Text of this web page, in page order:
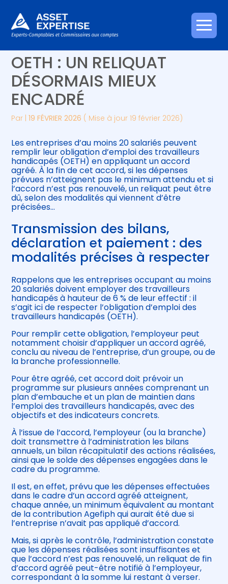
Aller
au
Créer et reprendre une activité
Gérer votre quotidien
Piloter votre entreprise
Développer votre entreprise
Être prêt pour la facturation
électronique
Piloter votre gestion
Suivre votre comptabilité
Gérer vos ressources humaines
FIN D’ACCORD AGRÉÉ
OETH : UN RELIQUAT
DÉSORMAIS MIEUX
ENCADRÉ
Par |19 FÉVRIER 2026 ( Mise à jour 19 février 2026)
Les entreprises d’au moins 20 salariés peuvent
remplir leur obligation d’emploi des travailleurs
handicapés (OETH) en appliquant un accord
agréé. À la fin de cet accord, si les dépenses
prévues n’atteignent pas le minimum attendu et si
l’accord n’est pas renouvelé, un reliquat peut être
dû, selon des modalités qui viennent d’être
précisées…
Transmission des bilans,
déclaration et paiement : des
modalités précises à respecter
Rappelons que les entreprises occupant au moins
20 salariés doivent employer des travailleurs
handicapés à hauteur de 6 % de leur effectif : il
s’agit ici de respecter l’obligation d’emploi des
travailleurs handicapés (OETH).
Pour remplir cette obligation, l’employeur peut
notamment choisir d’appliquer un accord agréé,
conclu au niveau de l’entreprise, d’un groupe, ou de
la branche professionnelle.
Pour être agréé, cet accord doit prévoir un
programme sur plusieurs années comprenant un
plan d’embauche et un plan de maintien dans
l’emploi des travailleurs handicapés, avec des
objectifs et des indicateurs concrets.
À l’issue de l’accord, l’employeur (ou la branche)
doit transmettre à l’administration les bilans
annuels, un bilan récapitulatif des actions réalisées,
ainsi que le solde des dépenses engagées dans le
cadre du programme.
Il est, en effet, prévu que les dépenses effectuées
dans le cadre d’un accord agréé atteignent,
chaque année, un minimum équivalent au montant
de la contribution Agefiph qui aurait été due si
l’entreprise n’avait pas appliqué d’accord.
Mais, si après le contrôle, l’administration constate
que les dépenses réalisées sont insuffisantes et
que l’accord n’est pas renouvelé, un reliquat de fin
d’accord agréé peut-être notifié à l’employeur,
correspondant à la somme lui restant à verser.